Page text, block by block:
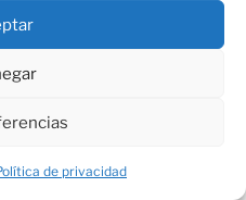
de privacidad